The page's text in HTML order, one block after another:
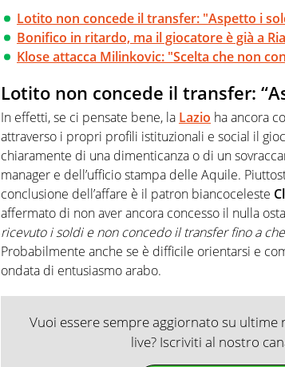
Lotito non concede il transfer: "Aspetto i
Bonifico in ritardo, ma il giocatore è già a
Klose attacca Milinkovic: "Scelta che non
Lotito non concede il transfer:
In effetti, se ci pensate bene, la Lazio ha ancora
attraverso i propri profili istituzionali e social il
chiaramente di una dimenticanza o di un
manager e dell’ufficio stampa delle Aquile.
conclusione dell’affare è il patron biancoceleste
affermato di non aver ancora concesso il nulla
ricevuto i soldi e non concedo il transfer fino a
Probabilmente anche se è difficile orientarsi e
ondata di entusiasmo arabo.
Vuoi essere sempre aggiornato su
live? Iscriviti al nostro